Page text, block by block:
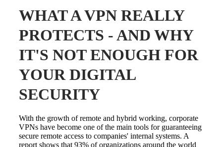
WHAT A VPN REALLY
PROTECTS - AND WHY
IT'S NOT ENOUGH FOR
YOUR DIGITAL
SECURITY
With the growth of remote and hybrid working, corporate
VPNs have become one of the main tools for guaranteeing
secure remote access to companies' internal systems. A
report shows that 93% of organizations around the world